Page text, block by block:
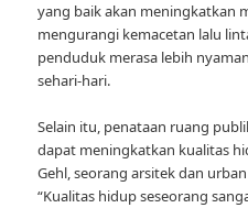
yang baik akan meningkatkan
mengurangi kemacetan lalu
penduduk merasa lebih
sehari-hari.
Selain itu, penataan ruang
dapat meningkatkan kualitas
Gehl, seorang arsitek dan
“Kualitas hidup seseorang